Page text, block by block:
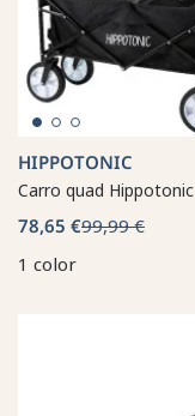
HIPPOTONIC
Carro quad Hippotonic
78,65 €99,99 €
1 color